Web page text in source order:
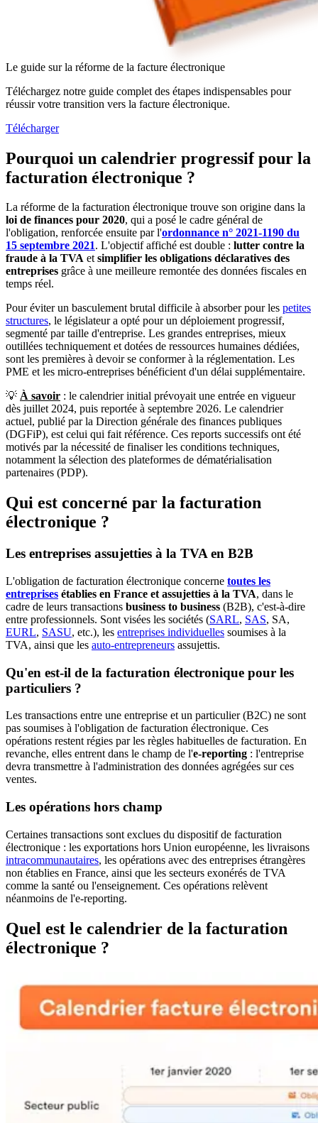
Le guide sur la réforme de la facture électronique
Téléchargez notre guide complet des étapes indispensables pour
réussir votre transition vers la facture électronique.
Télécharger
Pourquoi un calendrier progressif pour la
facturation électronique ?
La réforme de la facturation électronique trouve son origine dans la
loi de finances pour 2020, qui a posé le cadre général de
l'obligation, renforcée ensuite par l'ordonnance n° 2021-1190 du
15 septembre 2021. L'objectif affiché est double : lutter contre la
fraude à la TVA etsimplifier les obligations déclaratives des
entreprises grâce à une meilleure remontée des données fiscales en
temps réel.
Pour éviter un basculement brutal difficile à absorber pour les petites
structures, le législateur a opté pour un déploiement progressif,
segmenté par taille d'entreprise. Les grandes entreprises, mieux
outillées techniquement et dotées de ressources humaines dédiées,
sont les premières à devoir se conformer à la réglementation. Les
PME et les micro-entreprises bénéficient d'un délai supplémentaire.
💡 À savoir : le calendrier initial prévoyait une entrée en vigueur
dès juillet 2024, puis reportée à septembre 2026. Le calendrier
actuel, publié par la Direction générale des finances publiques
(DGFiP), est celui qui fait référence. Ces reports successifs ont été
motivés par la nécessité de finaliser les conditions techniques,
notamment la sélection des plateformes de dématérialisation
partenaires (PDP).
Qui est concerné par la facturation
électronique ?
Les entreprises assujetties à la TVA en B2B
L'obligation de facturation électronique concerne toutes les
entreprises établies en France et assujetties à la TVA, dans le
cadre de leurs transactions business to business (B2B), c'est-à-dire
entre professionnels. Sont visées les sociétés (SARL, SAS, SA,
EURL, SASU, etc.), les entreprises individuelles soumises à la
TVA, ainsi que les auto-entrepreneurs assujettis.
Qu'en est-il de la facturation électronique pour les
particuliers ?
Les transactions entre une entreprise et un particulier (B2C) ne sont
pas soumises à l'obligation de facturation électronique. Ces
opérations restent régies par les règles habituelles de facturation. En
revanche, elles entrent dans le champ de l'e-reporting : l'entreprise
devra transmettre à l'administration des données agrégées sur ces
ventes.
Les opérations hors champ
Certaines transactions sont exclues du dispositif de facturation
électronique : les exportations hors Union européenne, les livraisons
intracommunautaires, les opérations avec des entreprises étrangères
non établies en France, ainsi que les secteurs exonérés de TVA
comme la santé ou l'enseignement. Ces opérations relèvent
néanmoins de l'e-reporting.
Quel est le calendrier de la facturation
électronique ?